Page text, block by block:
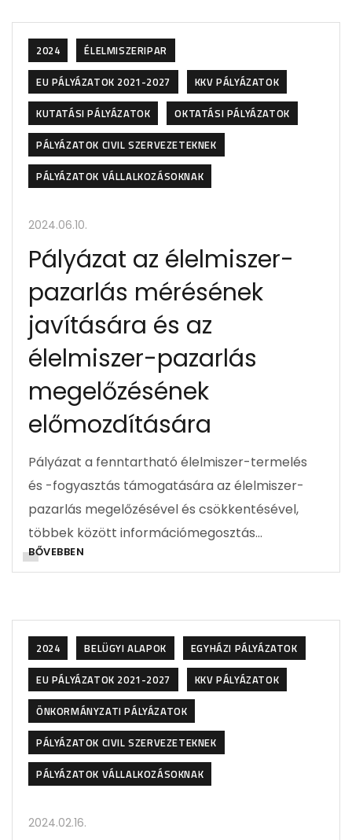
2024
ÉLELMISZERIPAR
EU PÁLYÁZATOK 2021-2027
KKV PÁLYÁZATOK
KUTATÁSI PÁLYÁZATOK
OKTATÁSI PÁLYÁZATOK
PÁLYÁZATOK CIVIL SZERVEZETEKNEK
PÁLYÁZATOK VÁLLALKOZÁSOKNAK
2024.06.10.
Pályázat az élelmiszer-
pazarlás mérésének
javítására és az
élelmiszer-pazarlás
megelőzésének
előmozdítására
Pályázat a fenntartható élelmiszer-termelés
és -fogyasztás támogatására az élelmiszer-
pazarlás megelőzésével és csökkentésével,
többek között információmegosztás…
BŐVEBBEN
2024 BELÜGYI ALAPOK
EGYHÁZI PÁLYÁZATOK
EU PÁLYÁZATOK 2021-2027
KKV PÁLYÁZATOK
ÖNKORMÁNYZATI PÁLYÁZATOK
PÁLYÁZATOK CIVIL SZERVEZETEKNEK
PÁLYÁZATOK VÁLLALKOZÁSOKNAK
2024.02.16.